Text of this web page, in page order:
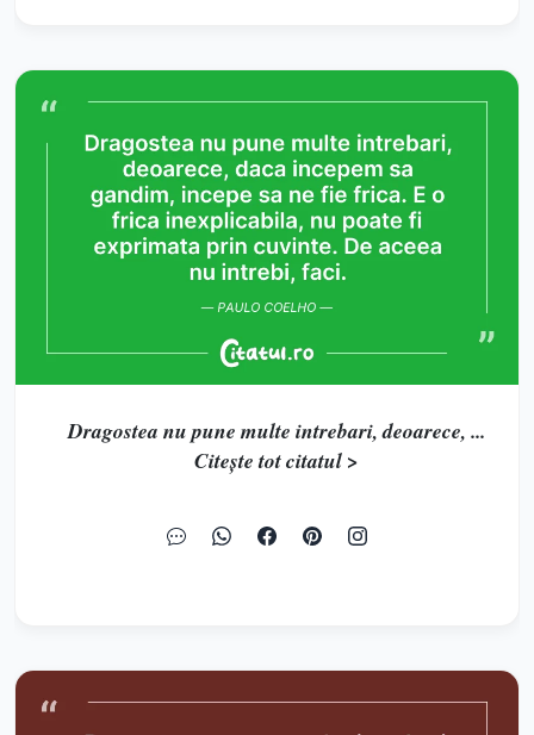
Dragostea nu pune multe intrebari, deoarece, ...
Citește tot citatul >